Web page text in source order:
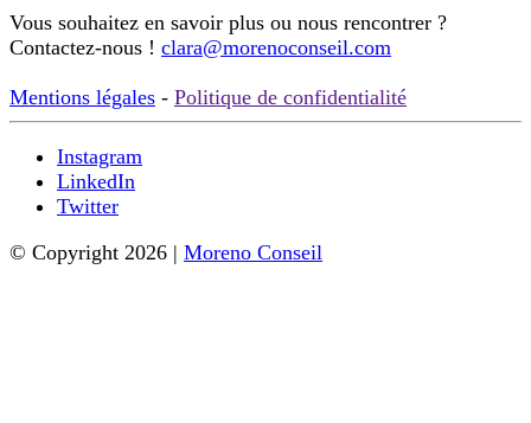
Vous souhaitez en savoir plus ou nous rencontrer ?
Contactez-nous ! clara@morenoconseil.com
Mentions légales - Politique de confidentialité
Instagram
LinkedIn
Twitter
© Copyright 2026 | Moreno Conseil